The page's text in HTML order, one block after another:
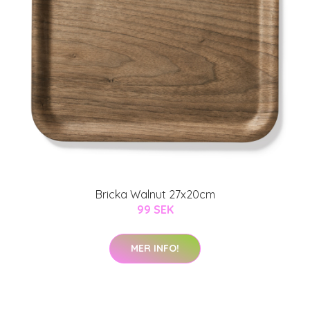
Bricka Walnut 27x20cm
99 SEK
MER INFO!